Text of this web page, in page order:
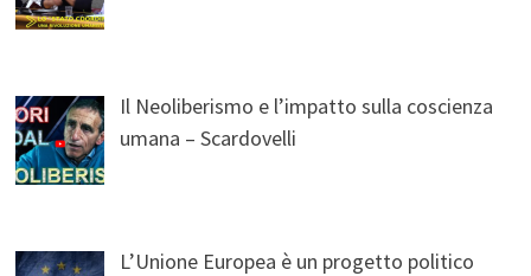
Il Neoliberismo e l’impatto sulla coscienza
umana – Scardovelli
L’Unione Europea è un progetto politico